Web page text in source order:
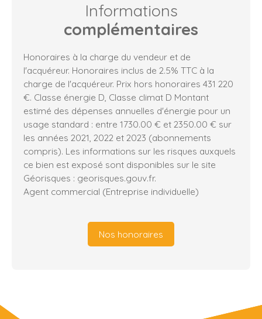
Informations
complémentaires
Honoraires à la charge du vendeur et de
l'acquéreur. Honoraires inclus de 2.5% TTC à la
charge de l'acquéreur. Prix hors honoraires 431 220
€. Classe énergie D, Classe climat D Montant
estimé des dépenses annuelles d'énergie pour un
usage standard : entre 1730.00 € et 2350.00 € sur
les années 2021, 2022 et 2023 (abonnements
compris). Les informations sur les risques auxquels
ce bien est exposé sont disponibles sur le site
Géorisques : georisques.gouv.fr.
Agent commercial (Entreprise individuelle)
Nos honoraires